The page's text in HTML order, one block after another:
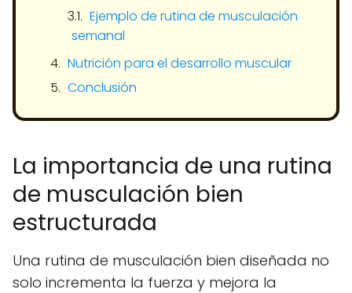
Ejemplo de rutina de musculación
semanal
Nutrición para el desarrollo muscular
Conclusión
La importancia de una rutina
de musculación bien
estructurada
Una rutina de musculación bien diseñada no
solo incrementa la fuerza y mejora la